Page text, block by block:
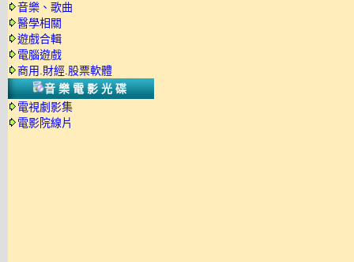
音樂、歌曲
醫學相關
遊戲合輯
電腦遊戲
商用.財經.股票軟體
音樂電影光碟
電視劇影集
電影院線片